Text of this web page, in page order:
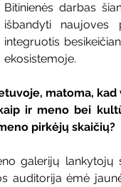
Bitinienės darbas
išbandyti naujoves
integruotis
ekosistemoje.
matoma, kad
ir meno bei
pirkėjų skaičių?
galerijų lankytojų
auditorija ėmė